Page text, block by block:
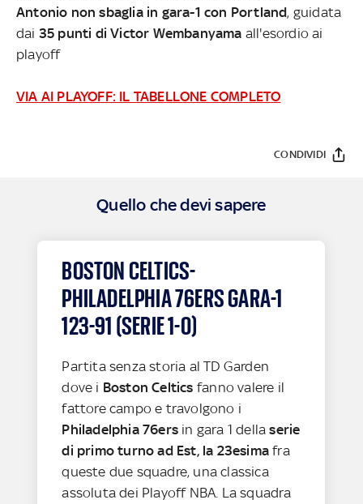
Antonio non sbaglia in gara-1 con Portland, guidata
dai 35 punti di Victor Wembanyama all'esordio ai
playoff
VIA AI PLAYOFF: IL TABELLONE COMPLETO
CONDIVIDI
Quello che devi sapere
BOSTON CELTICS-
PHILADELPHIA 76ERS GARA-1
123-91 (SERIE 1-0)
Partita senza storia al TD Garden
dove i Boston Celtics fanno valere il
fattore campo e travolgono i
Philadelphia 76ers in gara 1 della serie
di primo turno ad Est, la 23esima fra
queste due squadre, una classica
assoluta dei Playoff NBA. La squadra